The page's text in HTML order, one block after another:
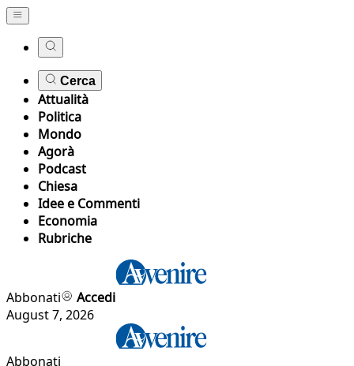
Cerca
Attualità
Politica
Mondo
Agorà
Podcast
Chiesa
Idee e Commenti
Economia
Rubriche
Abbonati
Accedi
August 7, 2026
Abbonati